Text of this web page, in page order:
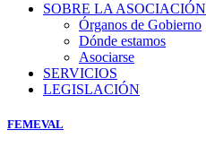
SOBRE LA ASOCIACIÓN
Órganos de Gobierno
Dónde estamos
Asociarse
SERVICIOS
LEGISLACIÓN
FEMEVAL